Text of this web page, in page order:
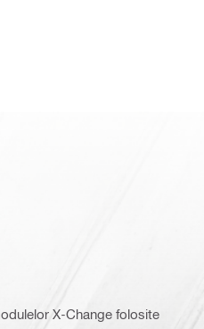
X-Change folosite